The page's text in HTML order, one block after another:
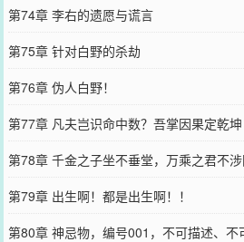
第74章 李右的遗愿与谎言
第75章 针对白野的杀劫
第76章 伪人白野！
第77章 凡夫岂识命中数？吾掌因果定乾坤
第78章 千金之子坐不垂堂，万乘之君不
第79章 出生啊！都是出生啊！！
第80章 神忌物，编号001，不可描述、不